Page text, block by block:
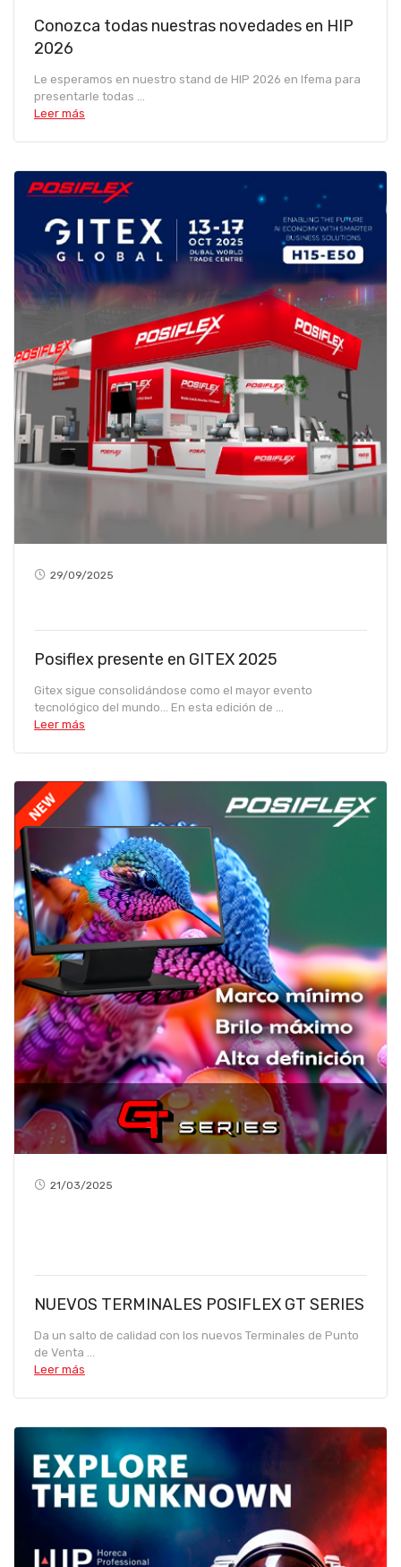
Conozca todas nuestras novedades en HIP
2026
Le esperamos en nuestro stand de HIP 2026 en Ifema para
presentarle todas ...
Leer más
29/09/2025
Posiflex presente en GITEX 2025
Gitex sigue consolidándose como el mayor evento
tecnológico del mundo… En esta edición de ...
Leer más
21/03/2025
NUEVOS TERMINALES POSIFLEX GT SERIES
Da un salto de calidad con los nuevos Terminales de Punto
de Venta ...
Leer más